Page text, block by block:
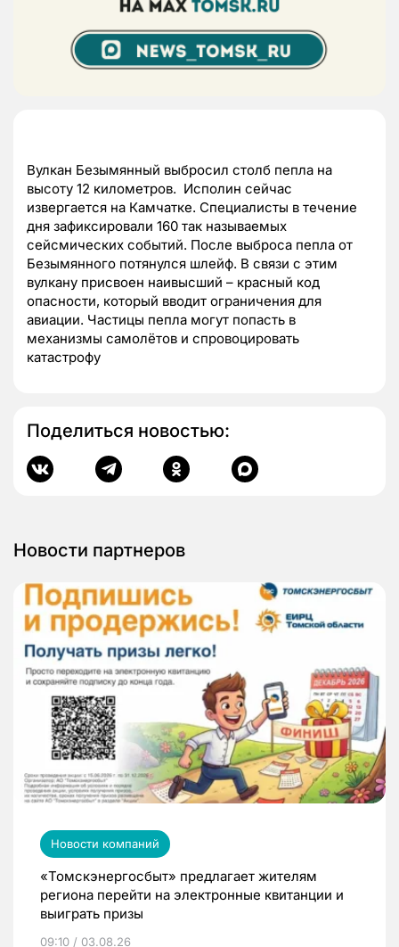
Вулкан Безымянный выбросил столб пепла на
высоту 12 километров. Исполин сейчас
извергается на Камчатке. Специалисты в течение
дня зафиксировали 160 так называемых
сейсмических событий. После выброса пепла от
Безымянного потянулся шлейф. В связи с этим
вулкану присвоен наивысший – красный код
опасности, который вводит ограничения для
авиации. Частицы пепла могут попасть в
механизмы самолётов и спровоцировать
катастрофу
Поделиться новостью:
Новости партнеров
Новости компаний
«Томскэнергосбыт» предлагает жителям
региона перейти на электронные квитанции и
выиграть призы
09:10 / 03.08.26